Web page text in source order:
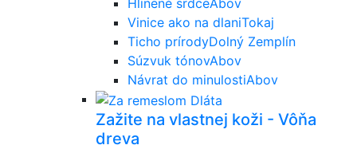
Vinice ako na dlaniTokaj
Ticho prírodyDolný Zemplín
Súzvuk tónovAbov
Návrat do minulostiAbov
Zažite na vlastnej koži - Vôňa
dreva